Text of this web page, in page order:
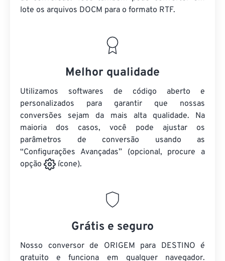
lote os arquivos DOCM para o formato RTF.
Melhor qualidade
Utilizamos softwares de código aberto e
personalizados para garantir que nossas
conversões sejam da mais alta qualidade. Na
maioria dos casos, você pode ajustar os
parâmetros de conversão usando as
“Configurações Avançadas” (opcional, procure a
opção
ícone).
Grátis e seguro
Nosso conversor de ORIGEM para DESTINO é
gratuito e funciona em qualquer navegador.